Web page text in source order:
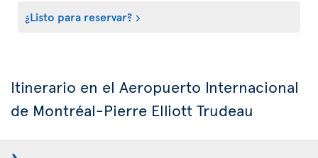
¿Listo para reservar?
Itinerario en el Aeropuerto Internacional
de Montréal-Pierre Elliott Trudeau